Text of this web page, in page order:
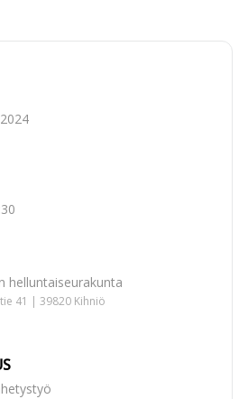
helluntaiseurakunta
41 | 39820 Kihniö